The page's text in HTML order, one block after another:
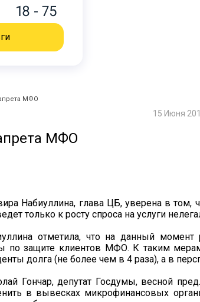
18 - 75
МФО
15 Июня
МФО
Набиуллина, глава ЦБ, уверена в том,
только к росту спроса на услуги
отметила, что на данный момент
по защите клиентов МФО. К таким
долга (не более чем в 4 раза), а в
Гончар, депутат Госдумы, весной
в вывесках микрофинансовых